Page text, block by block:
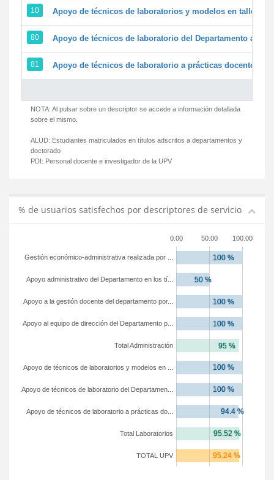
10 Apoyo de técnicos de laboratorios y modelos en
80 Apoyo de técnicos de laboratorio del Departamento a la
81 Apoyo de técnicos de laboratorio a prácticas docentes y
NOTA: Al pulsar sobre un descriptor se accede a información detallada
sobre el mismo.
ALUD: Estudiantes matriculados en títulos adscritos a departamentos y
doctorado
PDI: Personal docente e investigador de la UPV
% de usuarios satisfechos por descriptores de servicio
0.00 50.00 100.00
TOTAL UPV
Total Laboratorios
Apoyo de técnicos de laboratorio a prácticas do...
Apoyo de técnicos de laboratorio del Departamen...
Apoyo de técnicos de laboratorios y modelos en ...
Total Administración
Apoyo al equipo de dirección del Departamento p...
Apoyo a la gestión docente del departamento por...
Apoyo administrativo del Departamento en los tí...
Gestión económico-administrativa realizada por ...